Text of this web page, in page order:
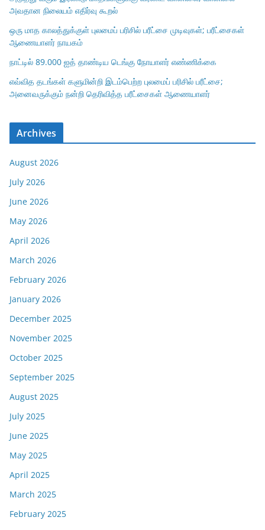
அவதான நிலையம் எதிர்வு கூறல்
ஒரு மாத காலத்துக்குள் புலமைப் பரிசில் பரீட்சை முடிவுகள்; பரீட்சைகள்
ஆணையாளர் நாயகம்
நாட்டில் 89.000 ஐத் தாண்டிய டெங்கு நோயாளர் எண்ணிக்கை
எவ்வித தடங்கள் களுமின்றி இடம்பெற்ற புலமைப் பரிசில் பரீட்சை;
அனைவருக்கும் நன்றி தெரிவித்த பரீட்சைகள் ஆணையாளர்
Archives
August 2026
July 2026
June 2026
May 2026
April 2026
March 2026
February 2026
January 2026
December 2025
November 2025
October 2025
September 2025
August 2025
July 2025
June 2025
May 2025
April 2025
March 2025
February 2025